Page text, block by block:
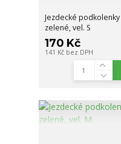
Jezdecké podkolenky
zelené, vel. S
170 Kč
141 Kč bez DPH